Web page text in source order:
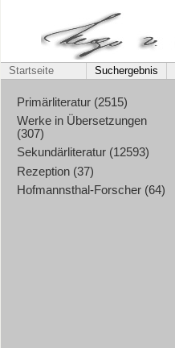
Startseite Suchergebnis
Primärliteratur (2515)
Werke in Übersetzungen
(307)
Sekundärliteratur (12593)
Rezeption (37)
Hofmannsthal-Forscher (64)